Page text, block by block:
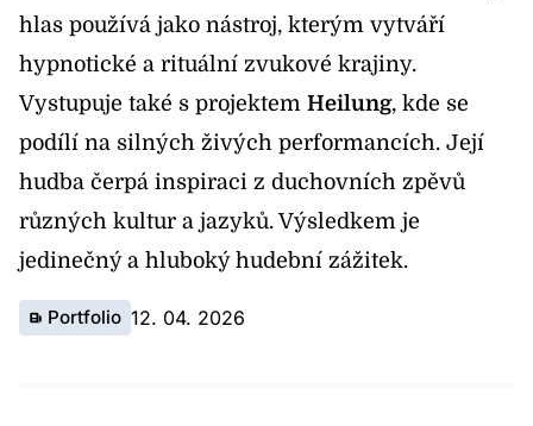
hlas používá jako nástroj, kterým vytváří
hypnotické a rituální zvukové krajiny.
Vystupuje také s projektem Heilung, kde se
podílí na silných živých performancích. Její
hudba čerpá inspiraci z duchovních zpěvů
různých kultur a jazyků. Výsledkem je
jedinečný a hluboký hudební zážitek.
Portfolio 12. 04. 2026